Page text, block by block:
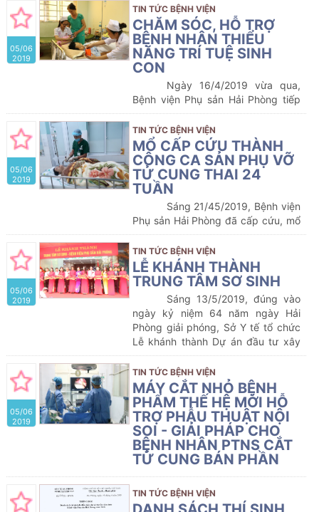
tổ chức Hội nghị tổng kết công tác
xây dựng phong trào “Toàn dân
bảo vệ an ninh tổ quốc” năm 2018
và lễ ký kết thi đua năm 2019.
05/06
2019
TIN TỨC BỆNH VIỆN
CHĂM SÓC, HỖ TRỢ
BỆNH NHÂN THIỂU
NĂNG TRÍ TUỆ SINH
CON
Ngày 16/4/2019 vừa qua,
Bệnh viện Phụ sản Hải Phòng tiếp
nhận sản phụ thiểu năng trí tuệ vào
đẻ trong tình trạng cấp cứu, toàn
thân dơ bẩn đầy bùn và phân gà, đi
theo sản phụ chỉ có một mẹ già do
chồng sản phụ là người khuyết tật.
Với tinh thần trách nhiệm, lương tâm
bác sĩ, điều dưỡng Bệnh viện Phụ
sản Hải Phòng đã không quản vất
chăm sóc, làm vệ sinh toàn thân
sạch sẽ cho người bệnh, mổ đẻ và
chăm sóc sau đẻ chu đáo cho mẹ
con sản phụ.
05/06
2019
TIN TỨC BỆNH VIỆN
MỔ CẤP CỨU THÀNH
CÔNG CA SẢN PHỤ VỠ
TỬ CUNG THAI 24
TUẦN
Sáng 21/45/2019, Bệnh viện
Phụ sản Hải Phòng đã cấp cứu, mổ
thành công cứu sống bệnh nhân vỡ
tử cung góc sừng bên trái vỡ khi
đang mang thai 24 tuần.
05/06
2019
TIN TỨC BỆNH VIỆN
LỄ KHÁNH THÀNH
TRUNG TÂM SƠ SINH
Sáng 13/5/2019, đúng vào
ngày kỷ niệm 64 năm ngày Hải
Phòng giải phóng, Sở Y tế tổ chức
Lễ khánh thành Dự án đầu tư xây
dựng công trình Trung tâm Sơ sinh
thuộc Bệnh viện Phụ sản Hải Phòng
tại số 19 Trần Quang Khải, phường
Hoàng Văn Thụ, quận Hồng Bàng.
05/06
2019
TIN TỨC BỆNH VIỆN
MÁY CẮT NHỎ BỆNH
PHẨM THẾ HỆ MỚI HỖ
TRỢ PHẪU THUẬT NỘI
SOI - GIẢI PHÁP CHO
BỆNH NHÂN PTNS CẮT
TỬ CUNG BÁN PHẦN
U xơ tử cung là những khối
tăng trưởng của mô cơ tử cung,
được tìm thấy bên trong hoặc bên
TIN TỨC BỆNH VIỆN